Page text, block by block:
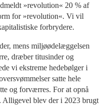
»revolution« 20 % af
for »revolution«. Vi vil
forbrydere.
mens miljøødelæggelsen
dræber titusinder og
vi ekstreme hedebølger i
satte hele
og forværres. For at opnå
Alligevel blev der i 2023 brugt